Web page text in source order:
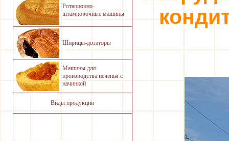
Ротационно-
штамповочные машины
Шприцы-дозаторы
Машины для
производства печенья с
начинкой
Виды продукции